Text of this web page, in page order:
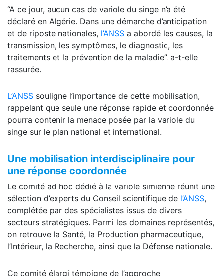
“A ce jour, aucun cas de variole du singe n’a été
déclaré en Algérie. Dans une démarche d’anticipation
et de riposte nationales, l’ANSS a abordé les causes, la
transmission, les symptômes, le diagnostic, les
traitements et la prévention de la maladie”, a-t-elle
rassurée.
L’ANSS souligne l’importance de cette mobilisation,
rappelant que seule une réponse rapide et coordonnée
pourra contenir la menace posée par la variole du
singe sur le plan national et international.
Une mobilisation interdisciplinaire pour
une réponse coordonnée
Le comité ad hoc dédié à la variole simienne réunit une
sélection d’experts du Conseil scientifique de l’ANSS,
complétée par des spécialistes issus de divers
secteurs stratégiques. Parmi les domaines représentés,
on retrouve la Santé, la Production pharmaceutique,
l’Intérieur, la Recherche, ainsi que la Défense nationale.
Ce comité élargi témoigne de l’approche